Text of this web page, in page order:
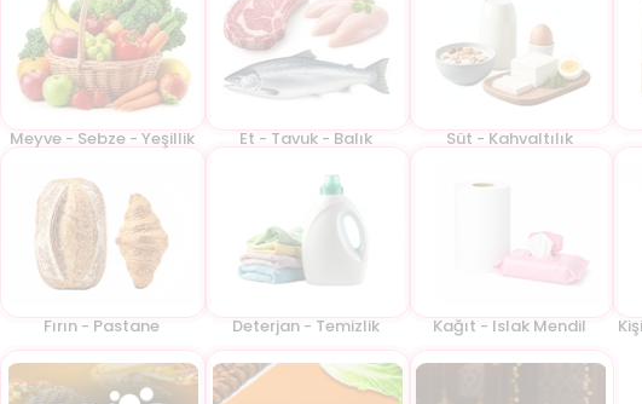
Meyve - Sebze - Yeşillik Et - Tavuk - Balık Süt - Kahvaltılık
Fırın - Pastane Deterjan - Temizlik Kağıt - Islak Mendil